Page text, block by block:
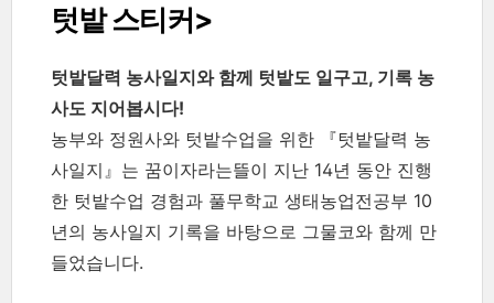
텃밭 스티커>
텃밭달력 농사일지와 함께 텃밭도 일구고, 기록 농
사도 지어봅시다!
농부와 정원사와 텃밭수업을 위한 『텃밭달력 농
사일지』는 꿈이자라는뜰이 지난 14년 동안 진행
한 텃밭수업 경험과 풀무학교 생태농업전공부 10
년의 농사일지 기록을 바탕으로 그물코와 함께 만
들었습니다.